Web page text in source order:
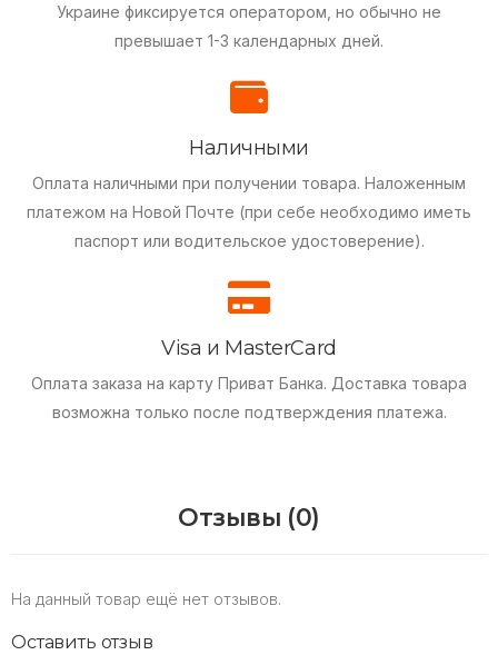
Украине фиксируется оператором, но обычно не
превышает 1-3 календарных дней.
Наличными
Оплата наличными при получении товара. Наложенным
платежом на Новой Почте (при себе необходимо иметь
паспорт или водительское удостоверение).
Visa и MasterCard
Оплата заказа на карту Приват Банка. Доставка товара
возможна только после подтверждения платежа.
Отзывы (0)
На данный товар ещё нет отзывов.
Оставить отзыв